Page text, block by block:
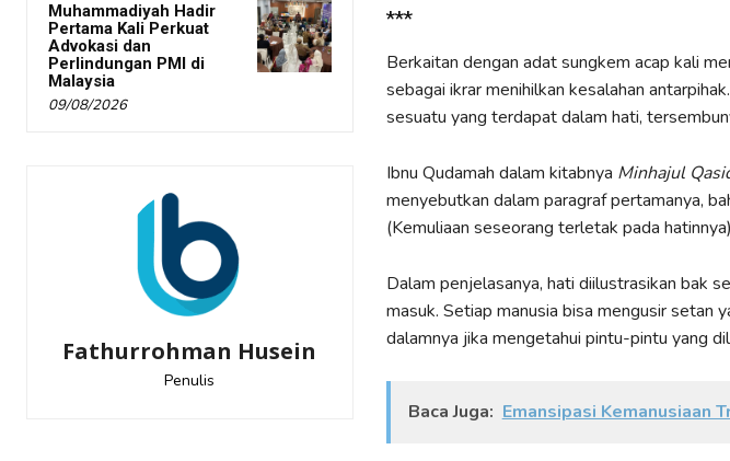
Muhammadiyah Hadir
Pertama Kali Perkuat
Advokasi dan
Perlindungan PMI di
Malaysia
09/08/2026
Fathurrohman Husein
Penulis
***
Berkaitan dengan adat sungkem acap kali
sebagai ikrar menihilkan kesalahan
sesuatu yang terdapat dalam hati,
Ibnu Qudamah dalam kitabnya Minhajul
menyebutkan dalam paragraf pertamanya,
(Kemuliaan seseorang terletak pada
Dalam penjelasanya, hati diilustrasikan bak
masuk. Setiap manusia bisa mengusir setan
dalamnya jika mengetahui pintu-pintu yang
Baca Juga: Emansipasi Kemanusiaan